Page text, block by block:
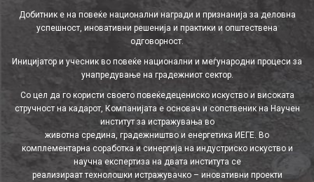
Добитник е на повеќе национални награди и признанија за деловна
успешност, иновативни решенија и практики и општествена
одговорност.
Иницијатор и учесник во повеќе национални и меѓународни процеси за
унапредување на градежниот сектор.
Со цел да го користи своето повеќедецениско искуство и високата
стручност на кадарот, Компанијата е основач и сопственик на Научен
институт за истражувања во
животна средина, градежништво и енергетика ИЕГЕ. Во
комплементарна соработка и синергија на индустриско искуство и
научна експертиза на двата института се
реализираат технолошки истражувачко – иновативни проекти